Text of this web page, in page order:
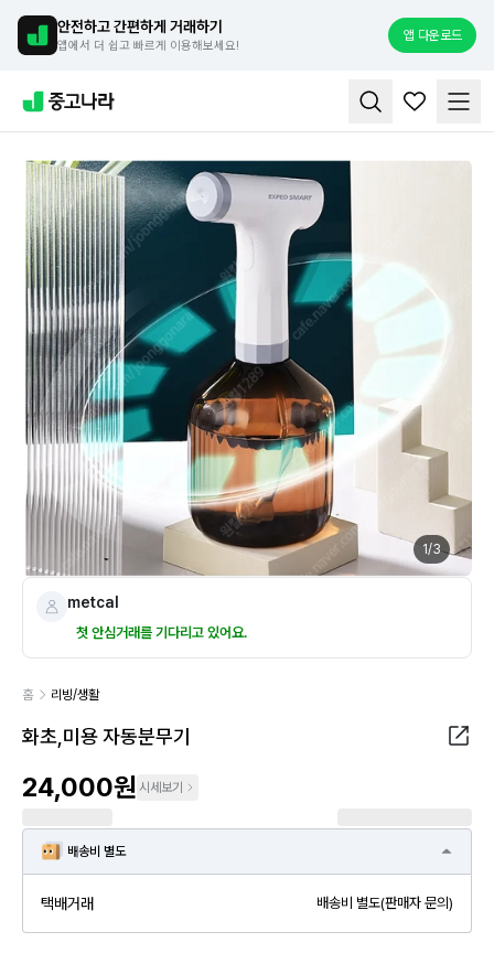
안전하고 간편하게 거래하기
앱에서 더 쉽고 빠르게 이용해보세요!
앱 다운로드
1/3
metcal
첫 안심거래를 기다리고 있어요.
홈 리빙/생활
화초,미용 자동분무기
24,000원 시세보기
배송비 별도
택배거래 배송비 별도(판매자 문의)